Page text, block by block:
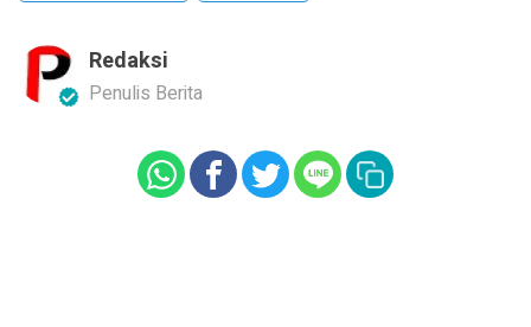
Redaksi
Penulis Berita